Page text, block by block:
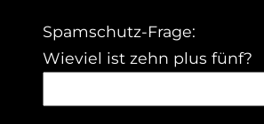
Spamschutz-Frage:
Wieviel ist zehn plus fünf?